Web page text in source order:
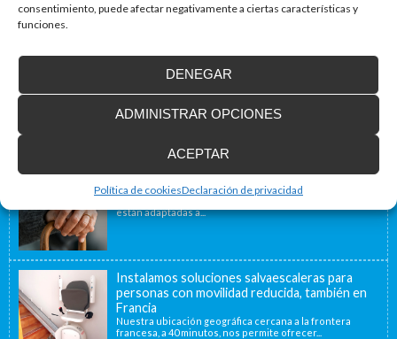
consentimiento, puede afectar negativamente a ciertas características y
funciones.
ACEPTAR
DENEGAR
ADMINISTRAR OPCIONES
Política de cookiesDeclaración de privacidad
La importancia de la accesibilidad
están adaptadas a...
Instalamos soluciones salvaescaleras para
personas con movilidad reducida, también en
Francia
Nuestra ubicación geográfica cercana a la frontera
francesa, a 40 minutos, nos permite ofrecer...